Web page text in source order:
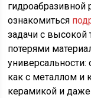
ознакомиться
задачи с
потерями
как с металлом и
керамикой и даже